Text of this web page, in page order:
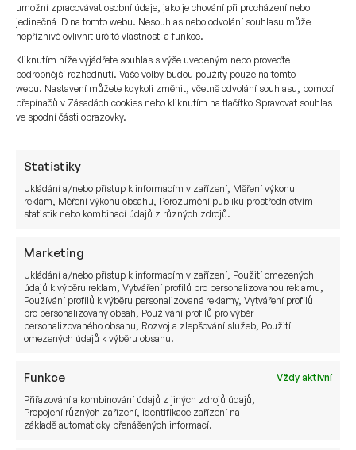
umožní zpracovávat osobní údaje, jako je chování při procházení nebo
jedinečná ID na tomto webu. Nesouhlas nebo odvolání souhlasu může
nepříznivě ovlivnit určité vlastnosti a funkce.
Kliknutím níže vyjádřete souhlas s výše uvedeným nebo proveďte
podrobnější rozhodnutí. Vaše volby budou použity pouze na tomto
webu. Nastavení můžete kdykoli změnit, včetně odvolání souhlasu, pomocí
přepínačů v Zásadách cookies nebo kliknutím na tlačítko Spravovat souhlas
ve spodní části obrazovky.
Statistiky
Ukládání a/nebo přístup k informacím v zařízení, Měření výkonu
reklam, Měření výkonu obsahu, Porozumění publiku prostřednictvím
statistik nebo kombinací údajů z různých zdrojů.
Marketing
Ukládání a/nebo přístup k informacím v zařízení, Použití omezených
údajů k výběru reklam, Vytváření profilů pro personalizovanou reklamu,
Používání profilů k výběru personalizované reklamy, Vytváření profilů
pro personalizovaný obsah, Používání profilů pro výběr
personalizovaného obsahu, Rozvoj a zlepšování služeb, Použití
omezených údajů k výběru obsahu.
Funkce
Vždy aktivní
Přiřazování a kombinování údajů z jiných zdrojů údajů,
Propojení různých zařízení, Identifikace zařízení na
základě automaticky přenášených informací.
S investorem jsme probrali jeho možnosti,
a hlavně jeho preference ohledně banky, zda
velkou, či menší banku s konzervativnějším,
či modernějším přístupem. Služby, která má banka
umět, poplatkovou strukturu a mnoho dalších
vlastností.
která Vám sedne nejvíce.“ Ano, pokud vybíráte
privátní banku a bankéře, který bude s daným
investorem komunikovat a jeho majetek bude
závislý na daném člověku, musí to tzv. sednout.
Buď to sedne, anebo ne.
Na základě osobních schůzek a rozhovorů se
švýcarskými privátními bankami a osobní
návštěvě v Curychu, jsme tak vybrali pro nás
hlavního kandidáta, který bude z našeho pohledu
Podle čeho jsme vybírali? Rozsah služeb, které
banka nabízí, individuální přístup, a hlavně náš
pocit během rozhovoru. Vlastní pocit, jestli banka